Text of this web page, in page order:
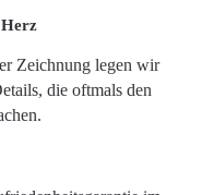
Zeichnung legen wir
die oftmals den